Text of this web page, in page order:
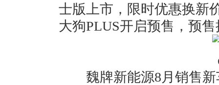
士版上市，限时优惠换新
大狗PLUS开启预售，预
魏牌新能源8月销售新